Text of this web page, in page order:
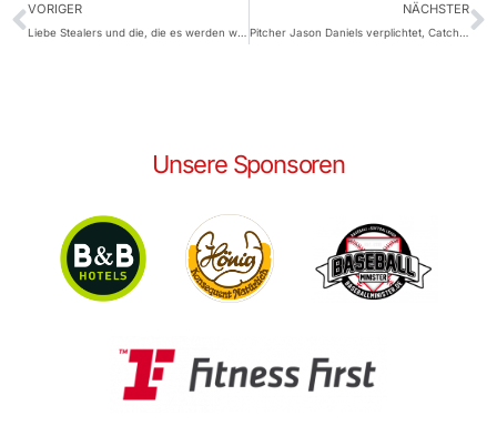
VORIGER
Liebe Stealers und die, die es werden wollen!
NÄCHSTER
Pitcher Jason Daniels verplichtet, Catcher Eric Krzysiak kommt wieder
Unsere Sponsoren